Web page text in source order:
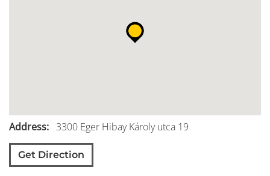
Address 3300 Eger Hibay Károly utca 19
Get Direction